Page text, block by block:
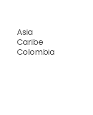
Asia
Caribe
Colombia